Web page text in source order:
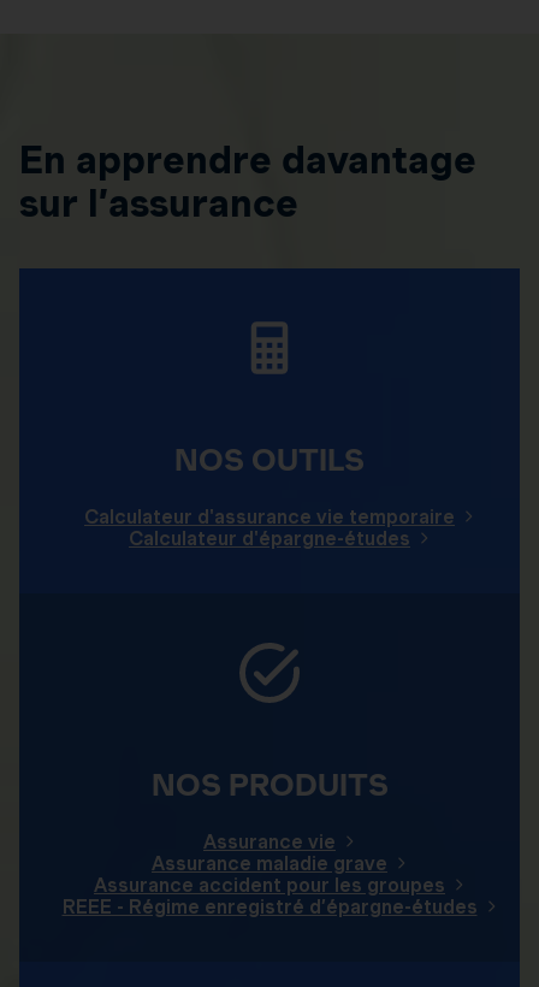
En apprendre davantage
sur l’assurance
NOS OUTILS
Calculateur d'assurance vie temporaire
Calculateur d'épargne-études
NOS PRODUITS
Assurance vie
Assurance maladie grave
Assurance accident pour les groupes
REEE - Régime enregistré d’épargne-études